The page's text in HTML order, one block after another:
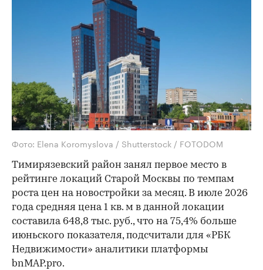
Фото: Elena Koromyslova / Shutterstock / FOTODOM
Тимирязевский район занял первое место в
рейтинге локаций Старой Москвы по темпам
роста цен на новостройки за месяц. В июле 2026
года средняя цена 1 кв. м в данной локации
составила 648,8 тыс. руб., что на 75,4% больше
июньского показателя, подсчитали для «РБК
Недвижимости» аналитики платформы
bnMAP.pro.